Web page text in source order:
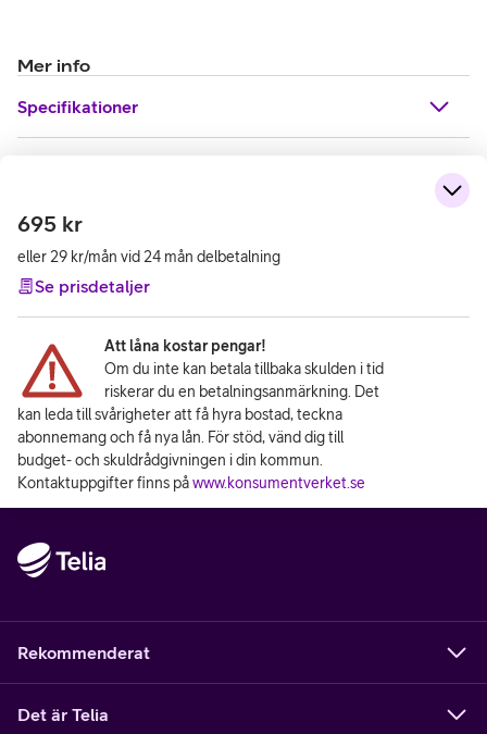
Mer info
Specifikationer
695 kr
eller 29 kr/mån vid 24 mån delbetalning
Se prisdetaljer
Att låna kostar pengar!
Om du inte kan betala tillbaka skulden i tid
riskerar du en betalningsanmärkning. Det
kan leda till svårigheter att få hyra bostad, teckna
abonnemang och få nya lån. För stöd, vänd dig till
budget- och skuldrådgivningen i din kommun.
Kontaktuppgifter finns påwww.konsumentverket.se
Rekommenderat
Det är Telia